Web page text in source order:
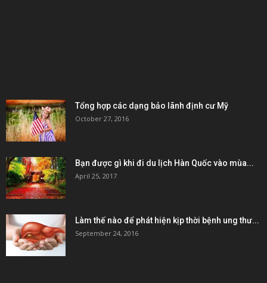
Tổng hợp các dạng bảo lãnh định cư Mỹ
October 27, 2016
Bạn được gì khi đi du lịch Hàn Quốc vào mùa...
April 25, 2017
Làm thế nào để phát hiện kịp thời bệnh ung thư...
September 24, 2016